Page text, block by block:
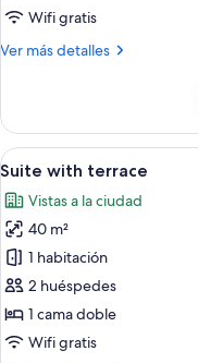
Wifi gratis
Ver más detalles
Más
clásica
Abrir
todas
las
fotos
de
Suite
with
terrace
12
Suite with terrace
Vistas a la ciudad
40 m²
1 habitación
2 huéspedes
1 cama doble
Wifi gratis